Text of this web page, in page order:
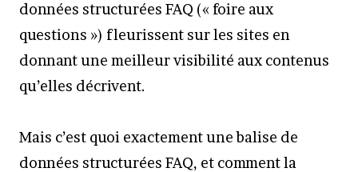
données structurées FAQ (« foire aux
questions ») fleurissent sur les sites en
donnant une meilleur visibilité aux contenus
qu’elles décrivent.
Mais c’est quoi exactement une balise de
données structurées FAQ, et comment la